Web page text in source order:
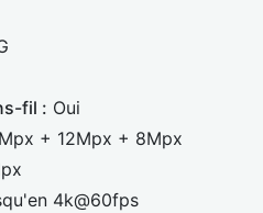
fil : Oui
+ 12Mpx + 8Mpx
4k@60fps